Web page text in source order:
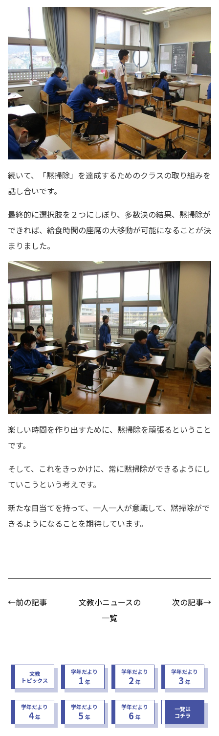
続いて、「黙掃除」を達成するためのクラスの取り組みを
話し合いです。
最終的に選択肢を２つにしぼり、多数決の結果、黙掃除が
できれば、給食時間の座席の大移動が可能になることが決
まりました。
楽しい時間を作り出すために、黙掃除を頑張るということ
です。
そして、これをきっかけに、常に黙掃除ができるようにし
ていこうという考えです。
新たな目当てを持って、一人一人が意識して、黙掃除がで
きるようになることを期待しています。
←前の記事
文教小ニュースの
一覧
次の記事→
文教
トピックス
学年だより
1 年
学年だより
2 年
学年だより
3 年
学年だより
4年
学年だより
5 年
学年だより
6 年
一覧は
コチラ